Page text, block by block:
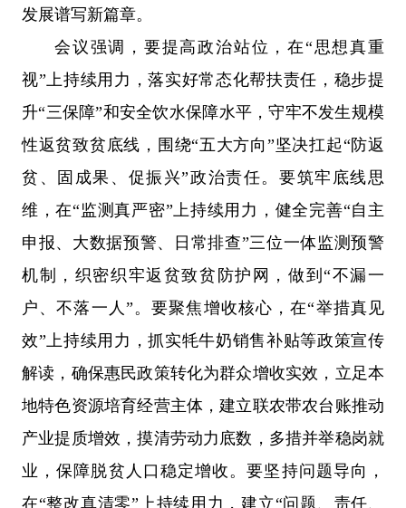
发展谱写新篇章。
会议强调，要提高政治站位，在“思想真重
视”上持续用力，落实好常态化帮扶责任，稳步提
升“三保障”和安全饮水保障水平，守牢不发生规模
性返贫致贫底线，围绕“五大方向”坚决扛起“防返
贫、固成果、促振兴”政治责任。要筑牢底线思
维，在“监测真严密”上持续用力，健全完善“自主
申报、大数据预警、日常排查”三位一体监测预警
机制，织密织牢返贫致贫防护网，做到“不漏一
户、不落一人”。要聚焦增收核心，在“举措真见
效”上持续用力，抓实牦牛奶销售补贴等政策宣传
解读，确保惠民政策转化为群众增收实效，立足本
地特色资源培育经营主体，建立联农带农台账推动
产业提质增效，摸清劳动力底数，多措并举稳岗就
业，保障脱贫人口稳定增收。要坚持问题导向，
在“整改真清零”上持续用力，建立“问题、责任、